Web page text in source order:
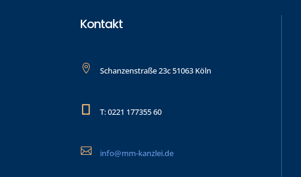
Kontakt
 Schanzenstraße 23c 51063 Köln
 T: 0221 177355 60
 info@mm-kanzlei.de